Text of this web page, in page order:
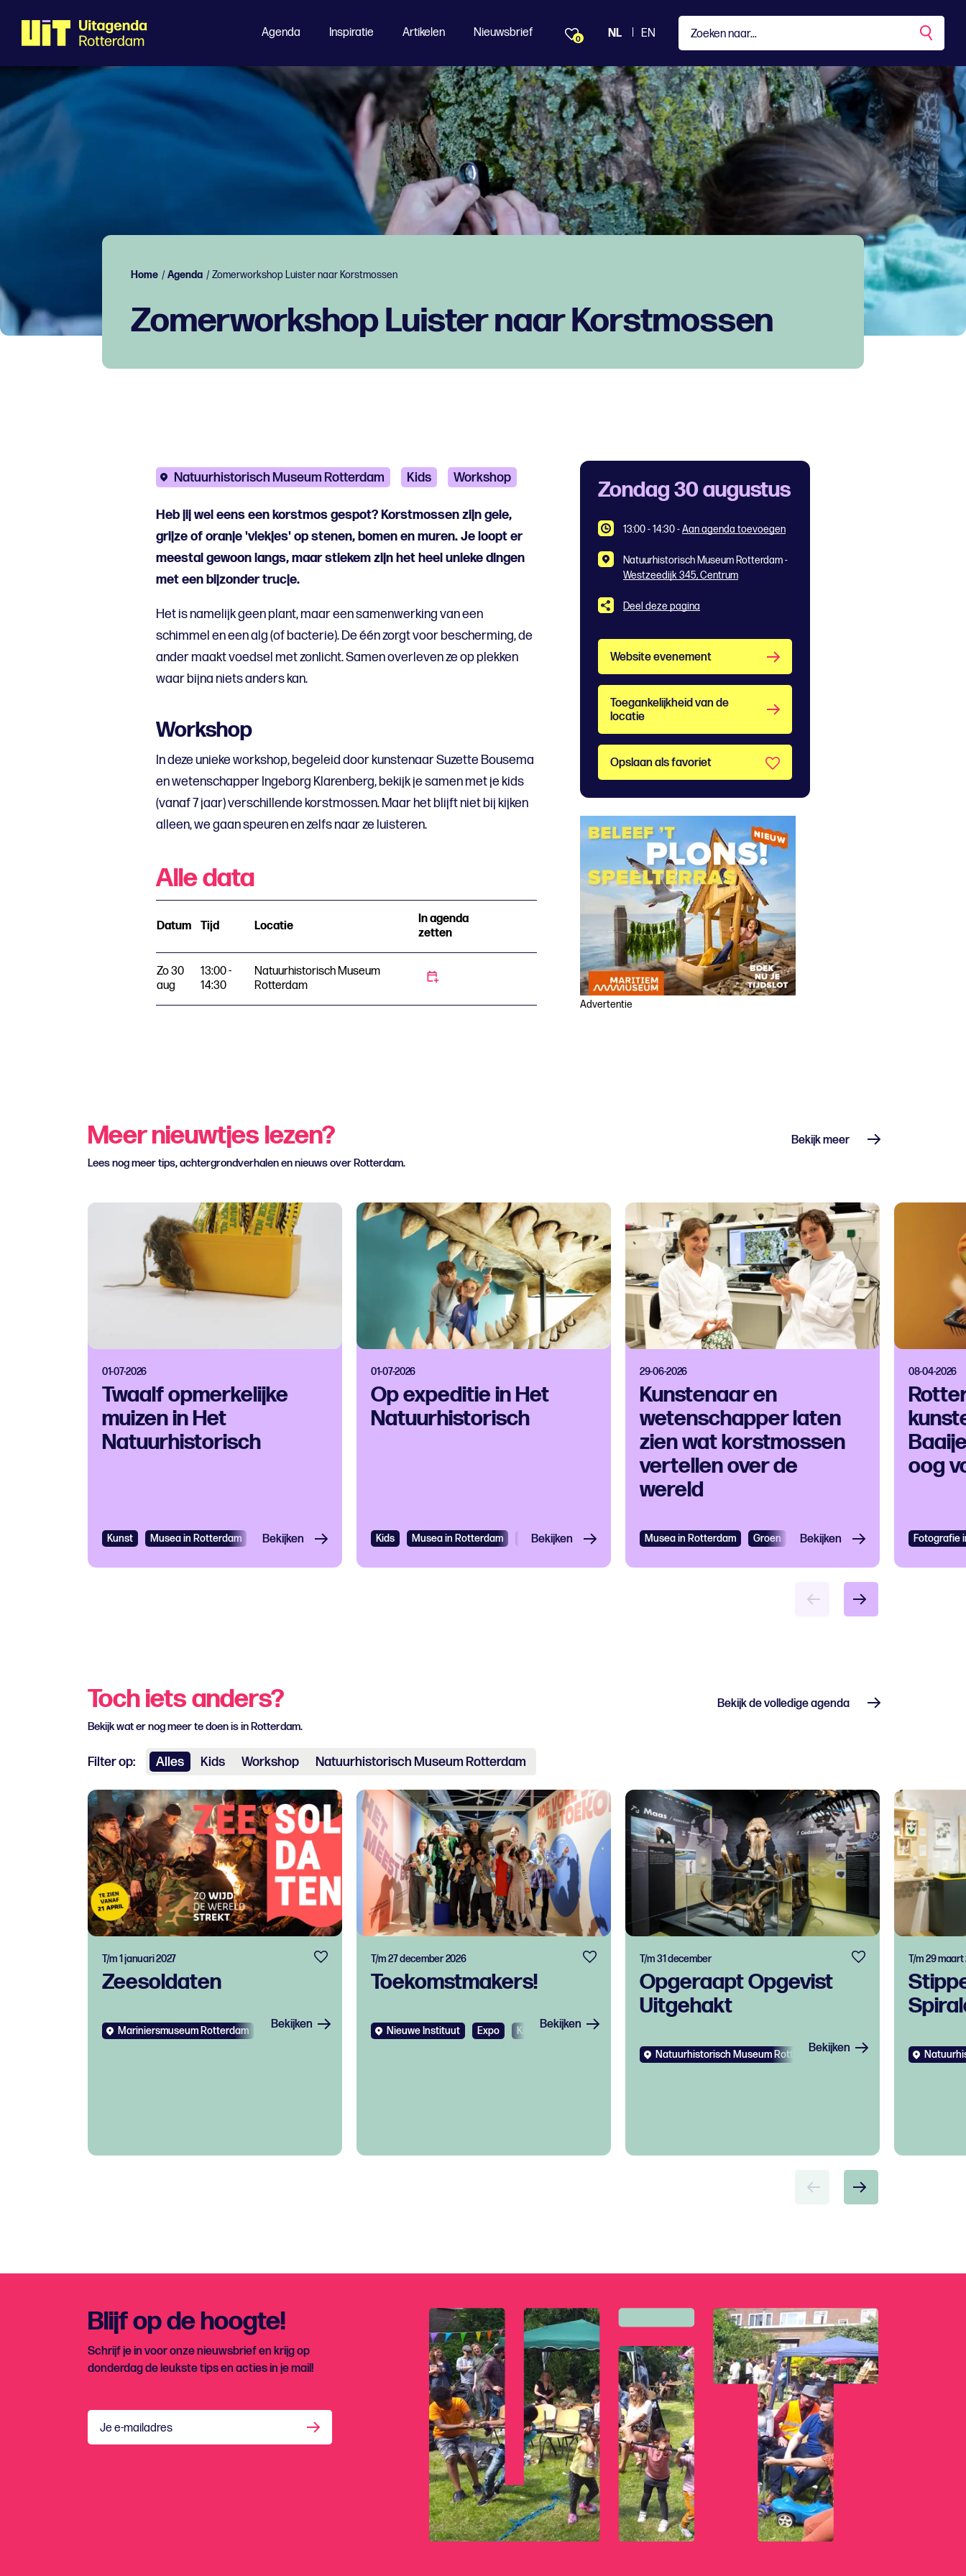
Agenda Inspiratie Artikelen Nieuwsbrief 0 NL EN
Home /Agenda /Zomerworkshop Luister naar Korstmossen
Zomerworkshop Luister naar Korstmossen
Natuurhistorisch Museum Rotterdam Kids Workshop
Heb jij wel eens een korstmos gespot? Korstmossen zijn gele,
grijze of oranje 'vlekjes' op stenen, bomen en muren. Je loopt er
meestal gewoon langs, maar stiekem zijn het heel unieke dingen
met een bijzonder trucje.
Het is namelijk geen plant, maar een samenwerking van een
schimmel en een alg (of bacterie). De één zorgt voor bescherming, de
ander maakt voedsel met zonlicht. Samen overleven ze op plekken
waar bijna niets anders kan.
Workshop
In deze unieke workshop, begeleid door kunstenaar Suzette Bousema
en wetenschapper Ingeborg Klarenberg, bekijk je samen met je kids
(vanaf 7 jaar) verschillende korstmossen. Maar het blijft niet bij kijken
alleen, we gaan speuren en zelfs naar ze luisteren.
Alle data
Datum Tijd Locatie
In agenda
zetten
Zo 30
aug
13:00 -
14:30
Natuurhistorisch Museum
Rotterdam
Zondag 30 augustus
13:00 - 14:30-Aan agenda toevoegen
Natuurhistorisch Museum Rotterdam -
Westzeedijk 345, Centrum
Deel deze pagina
Website evenement
Toegankelijkheid van de
locatie
Opslaan als favoriet
Advertentie
Meer nieuwtjes lezen?
Lees nog meer tips, achtergrondverhalen en nieuws over Rotterdam.
Bekijk meer
01-07-2026
Twaalf opmerkelijke
muizen in Het
Natuurhistorisch
Kunst Musea in Rotterdam Bekijken
01-07-2026
Op expeditie in Het
Natuurhistorisch
Kids Musea in Rotterdam Expo Kids Workshop
Bekijken
29-06-2026
Kunstenaar en
wetenschapper laten
zien wat korstmossen
vertellen over de
wereld
Musea in Rotterdam Groen Workshops
Bekijken
08-04-2026
oog
Fotografie
Toch iets anders?
Bekijk wat er nog meer te doen is in Rotterdam.
Filter op: Alles Kids Workshop Natuurhistorisch Museum Rotterdam
Bekijk de volledige agenda
Zeesoldaten
T/m 1 januari 2027
Mariniersmuseum Rotterdam Expo Kids
Bekijken
Toekomstmakers!
T/m 27 december 2026
Nieuwe Instituut Expo Kids Gratis
Bekijken
Opgeraapt Opgevist
Uitgehakt
T/m 31 december
Natuurhistorisch Museum Rotterdam Kids
Bekijken
T/m 29 maart
Blijf op de hoogte!
Schrijf je in voor onze nieuwsbrief en krijg op
donderdag de leukste tips en acties in je mail!
Je e-mailadres